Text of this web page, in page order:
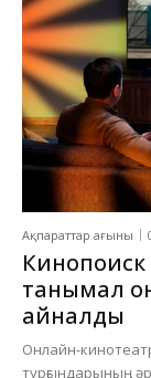
Ақпараттар ағыны
Кинопоиск
танымал
айналды
Онлайн-
тұрғындарының